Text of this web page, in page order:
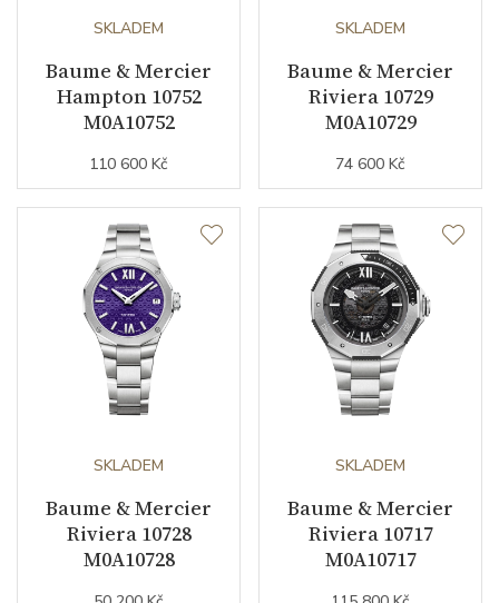
SKLADEM
Baume & Mercier
Hampton 10752
M0A10752
110 600 Kč
SKLADEM
Baume & Mercier
Riviera 10729
M0A10729
74 600 Kč
SKLADEM
Baume & Mercier
Riviera 10728
M0A10728
SKLADEM
Baume & Mercier
Riviera 10717
M0A10717